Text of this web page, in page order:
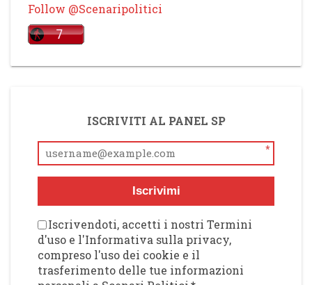
Follow @Scenaripolitici
ISCRIVITI AL PANEL SP
*
Iscrivimi
Iscrivendoti, accetti i nostri Termini
d'uso e l'Informativa sulla privacy,
compreso l'uso dei cookie e il
trasferimento delle tue informazioni